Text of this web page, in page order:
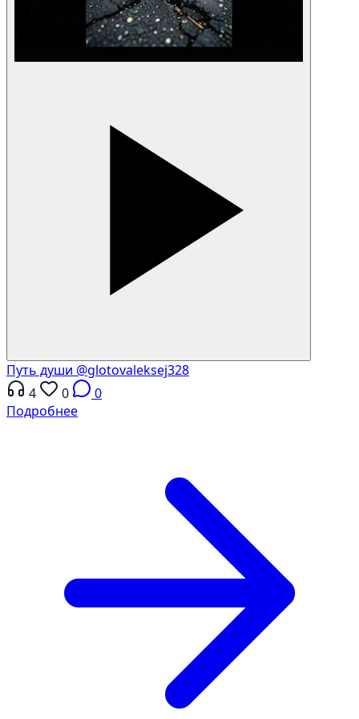
Путь души @glotovaleksej328
4
0
0
Подробнее